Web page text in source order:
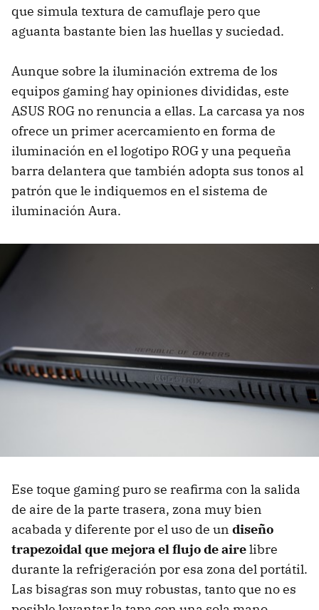
que simula textura de camuflaje pero que
aguanta bastante bien las huellas y suciedad.
Aunque sobre la iluminación extrema de los
equipos gaming hay opiniones divididas, este
ASUS ROG no renuncia a ellas. La carcasa ya nos
ofrece un primer acercamiento en forma de
iluminación en el logotipo ROG y una pequeña
barra delantera que también adopta sus tonos al
patrón que le indiquemos en el sistema de
iluminación Aura.
Ese toque gaming puro se reafirma con la salida
de aire de la parte trasera, zona muy bien
acabada y diferente por el uso de un diseño
trapezoidal que mejora el flujo de airelibre
durante la refrigeración por esa zona del portátil.
Las bisagras son muy robustas, tanto que no es